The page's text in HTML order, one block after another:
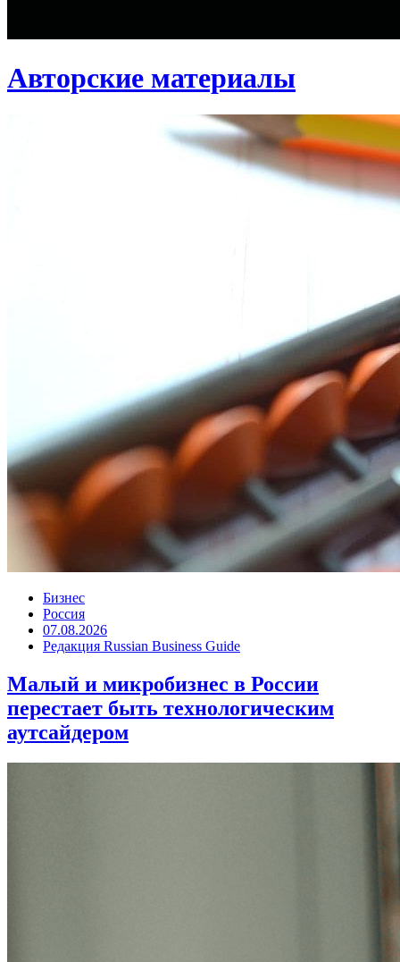
Авторские материалы
Бизнес
Россия
07.08.2026
Редакция Russian Business Guide
Малый и микробизнес в России
перестает быть технологическим
аутсайдером